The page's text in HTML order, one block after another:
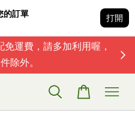
的訂單 打開
免運費，請多加利用喔，
除外。